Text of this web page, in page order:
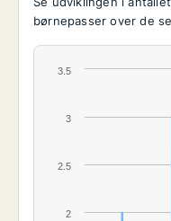
børnepasser over de
2
2.5
3
3.5